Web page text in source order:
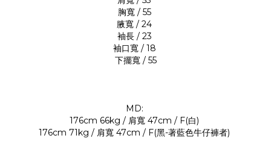
胸寬 / 55
腋寬 / 24
袖長 / 23
袖口寬 / 18
下擺寬 / 55
MD:
176cm 66kg / 肩寬 47cm / F(白)
176cm 71kg / 肩寬 47cm / F(黑-著藍色牛仔褲者)